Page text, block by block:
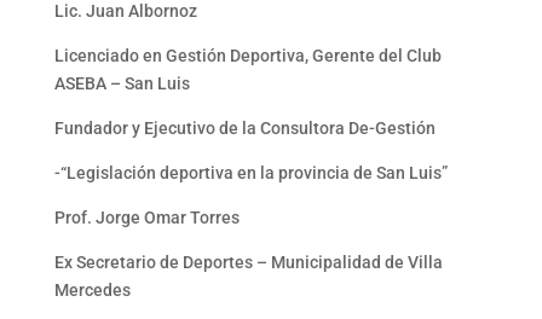
Lic. Juan Albornoz
Licenciado en Gestión Deportiva, Gerente del Club
ASEBA – San Luis
Fundador y Ejecutivo de la Consultora De-Gestión
-“Legislación deportiva en la provincia de San Luis”
Prof. Jorge Omar Torres
Ex Secretario de Deportes – Municipalidad de Villa
Mercedes